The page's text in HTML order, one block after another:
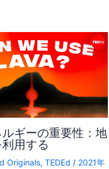
ギーの重要性：地
用する
Originals, TEDEd / 2021年